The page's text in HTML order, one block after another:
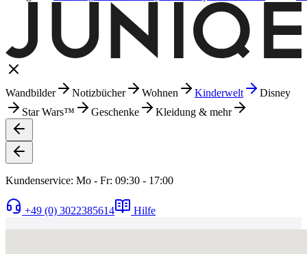
Wandbilder Notizbücher Wohnen Kinderwelt
Disney
Star Wars™
Geschenke Kleidung & mehr
Kundenservice: Mo - Fr: 09:30 - 17:00
+49 (0) 3022385614 Hilfe